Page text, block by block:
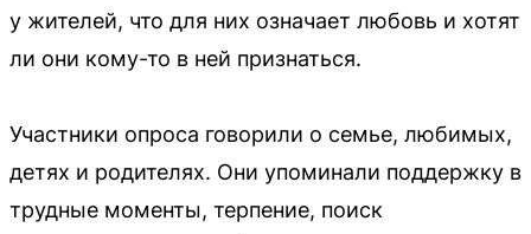
у жителей, что для них означает любовь и хотят
ли они кому-то в ней признаться.
Участники опроса говорили о семье, любимых,
детях и родителях. Они упоминали поддержку в
трудные моменты, терпение, поиск